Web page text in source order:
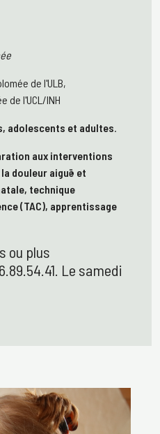
de l'ULB,
de l'UCL/INH
adolescents et adultes.
aux interventions
douleur aiguë et
technique
(TAC), apprentissage
ou plus
Le samedi